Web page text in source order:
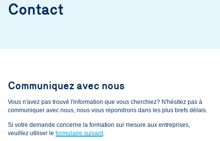
Contact
Communiquez avec nous
Vous n'avez pas trouvé l'information que vous cherchiez? N'hésitez pas à
communiquer avec nous, nous vous répondrons dans les plus brefs délais.
Si votre demande concerne la formation sur mesure aux entreprises,
veuillez utiliser leformulaire suivant.